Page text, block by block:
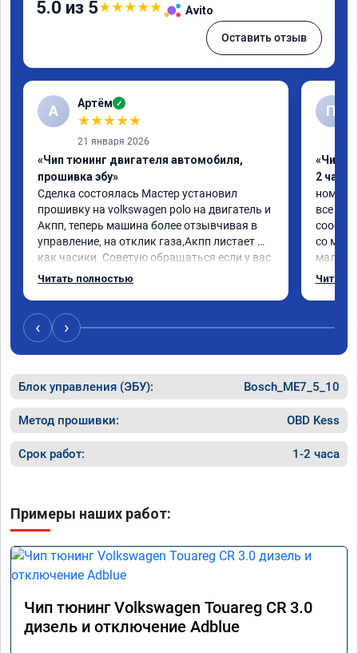
5.0 из 5★★★★★ Avito
Оставить отзыв
А Артём ✓
★★★★★
21 января 2026
«Чип тюнинг двигателя автомобиля,
прошивка эбу»
Сделка состоялась Мастер установил
прошивку на volkswagen polo на двигатель и
Акпп, теперь машина более отзывчивая в
управление, на отклик газа,Акпп листает
как часики. Советую обращаться если у вас
возникли проблемы с автомобилем
Читать полностью
П
«Чип
2 часа»
номер
все
со
мало.
ребята
Читать
‹ ›
Блок управления (ЭБУ): Bosch_ME7_5_10
Метод прошивки: OBD Kess
Срок работ: 1-2 часа
Примеры наших работ:
Чип тюнинг Volkswagen Touareg CR 3.0
дизель и отключение Adblue